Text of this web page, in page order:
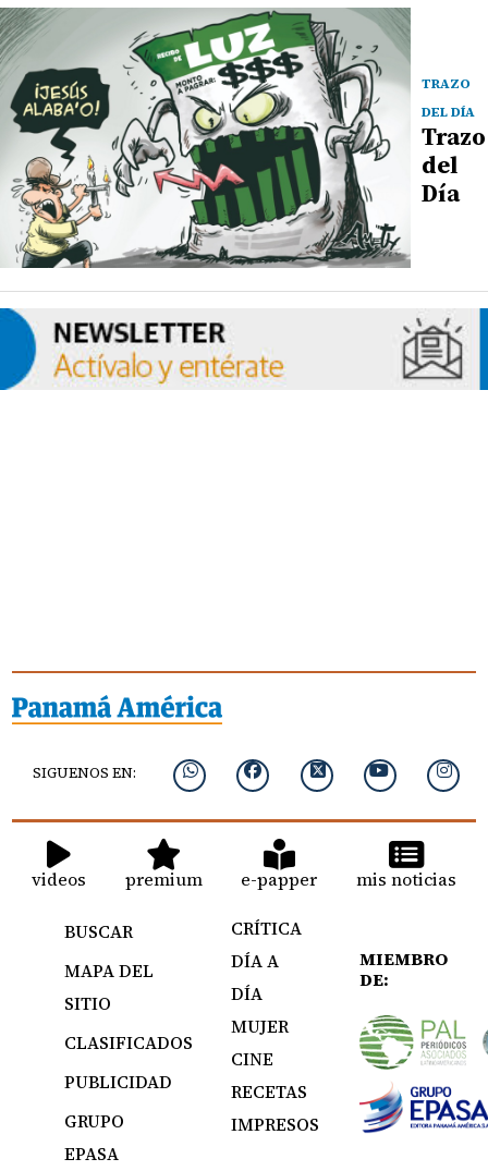
TRAZO
DEL DÍA
Trazo
del
Día
SIGUENOS EN:
videos premium e-papper mis noticias
BUSCAR
MAPA DEL
SITIO
CLASIFICADOS
PUBLICIDAD
GRUPO
EPASA
CRÍTICA
DÍA A
DÍA
MUJER
CINE
RECETAS
IMPRESOS
MIEMBRO
DE: